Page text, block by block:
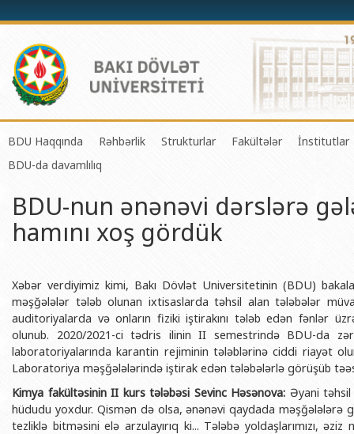
BDU Haqqında
BDU-nun tarixi
BDU-nun Missiya və Strateji inkişaf planı
BDU-nun İnkişaf Proqramı (2014-2020)
BDU-nun üzv olduğu beynəlxalq təşkilatlar
BDU-nun qrant layihələri
Rektorlarımız
BDU-nun məzunları
Fəxri doktorlarımız
BDU-da təhsil
Rəhbərlik
Prorektorlar
Elmi Şura
Həmkarlar İttifaqı Komitəsi
Tədris Metodiki Şura
Strukturlar
Elmi fəaliyyətin təşkili və
Informasiya Texnologiyaları
Xarici tələbələrlə iş şöbəsi
İctimaiyyətlə əlaqələr və
Humanitar məsələlər və gənclər
İnsan resursları və hüquq şöbəsi
Sənədlər və Müraciətlərlə iş
Maliyyə və təminat Departamenti
Fakültələr
Tətbiqi riyaziyyat
Biologiya fakültəsi
Ekologiya və
Coğrafiya fakültəsi
Geologiya fakültəsi
Filologiya fakültəsi
Tarix fakültəsi
İnstitutlar
Şəxsi
BDU-da davamlılıq
BDU-nun ənənəvi dərslərə
hamını xoş gördük
Xəbər verdiyimiz kimi, Bakı Dövlət Universitetinin (BDU)
məşğələlər tələb olunan ixtisaslarda təhsil alan tələbələr
auditoriyalarda və onların fiziki iştirakını tələb edən fənlər
olunub. 2020/2021-ci tədris ilinin II semestrində BDU-da
laboratoriyalarında karantin rejiminin tələblərinə ciddi riayət
Laboratoriya məşğələlərində iştirak edən tələbələrlə görüşüb
Kimya fakültəsinin II kurs tələbəsi Sevinc Həsənova: Əyani təhsil
hüdudu yoxdur. Qismən də olsa, ənənəvi qaydada məşğələlərə
tezliklə bitməsini elə arzulayırıq ki... Tələbə yoldaşlarımızı,